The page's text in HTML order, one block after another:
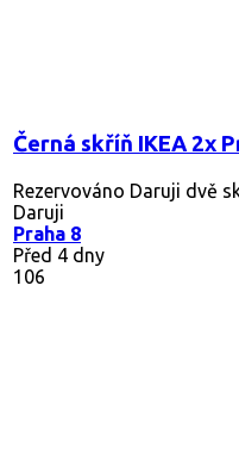
Černá skříň IKEA 2x
Rezervováno Daruji dvě
Daruji
Praha 8
Před 4 dny
106